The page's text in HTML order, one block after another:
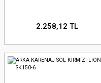
2.258,12 TL